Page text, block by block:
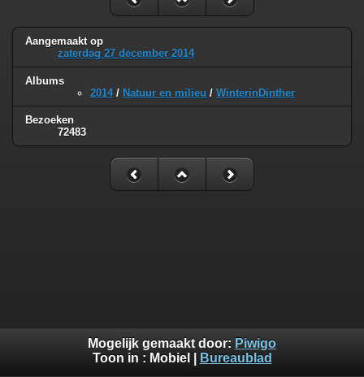
Aangemaakt op
zaterdag 27 december 2014
Albums
2014/ Natuur en milieu / WinterinDinther
Bezoeken
72483
Mogelijk gemaakt door: Piwigo
Toon in : Mobiel Bureaublad